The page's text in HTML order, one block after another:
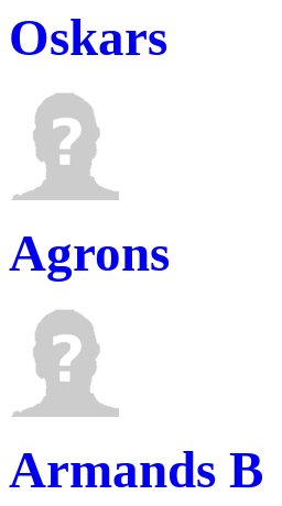
Oskars
Agrons
Armands B